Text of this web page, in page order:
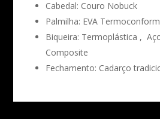
Cabedal: Couro Nobuck
Palmilha: EVA
Biqueira: Termoplástica ,
Composite
Fechamento: Cadarço